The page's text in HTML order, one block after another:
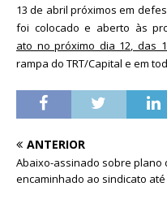
13 de abril próximos em
foi colocado e aberto às
ato no próximo dia 12, das
rampa do TRT/Capital e em
ANTERIOR
Abaixo-assinado sobre plano
encaminhado ao sindicato